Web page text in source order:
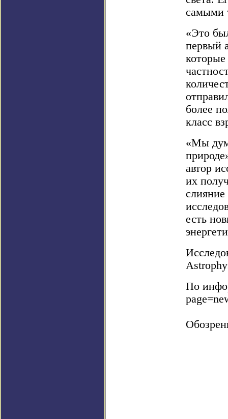
самыми
«Это
первый
которые
более
класс
«Мы
автор
их
есть
По